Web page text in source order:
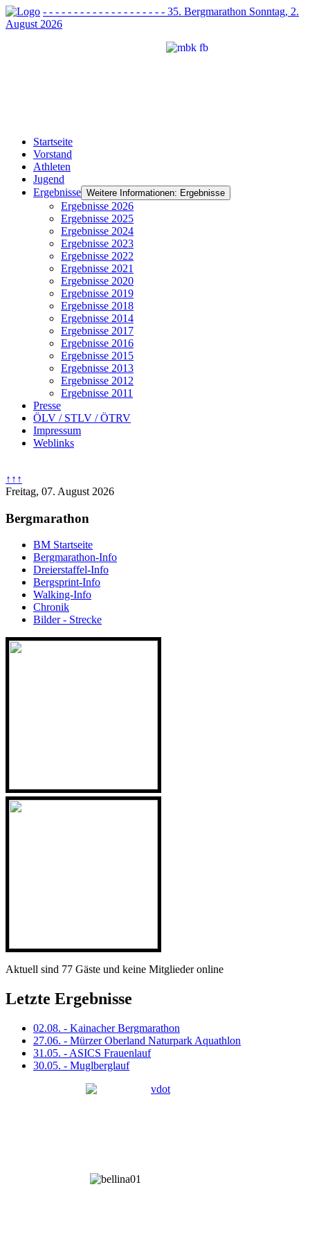
- - - - - - - - - - - - - - - - - - - - 35. Bergmarathon Sonntag, 2.
August 2026
Startseite
Vorstand
Athleten
Jugend
Ergebnisse Weitere Informationen: Ergebnisse
Ergebnisse 2026
Ergebnisse 2025
Ergebnisse 2024
Ergebnisse 2023
Ergebnisse 2022
Ergebnisse 2021
Ergebnisse 2020
Ergebnisse 2019
Ergebnisse 2018
Ergebnisse 2014
Ergebnisse 2017
Ergebnisse 2016
Ergebnisse 2015
Ergebnisse 2013
Ergebnisse 2012
Ergebnisse 2011
Presse
ÖLV / STLV / ÖTRV
Impressum
Weblinks
↑↑↑
Freitag, 07. August 2026
Bergmarathon
BM Startseite
Bergmarathon-Info
Dreierstaffel-Info
Bergsprint-Info
Walking-Info
Chronik
Bilder - Strecke
Aktuell sind 77 Gäste und keine Mitglieder online
Letzte Ergebnisse
02.08. - Kainacher Bergmarathon
27.06. - Mürzer Oberland Naturpark Aquathlon
31.05. - ASICS Frauenlauf
30.05. - Muglberglauf